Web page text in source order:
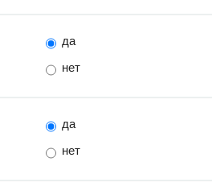
да
нет
да
нет